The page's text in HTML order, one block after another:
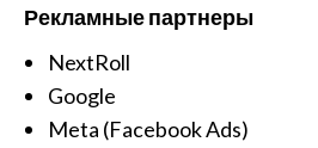
Рекламные партнеры
NextRoll
Google
Meta (Facebook Ads)